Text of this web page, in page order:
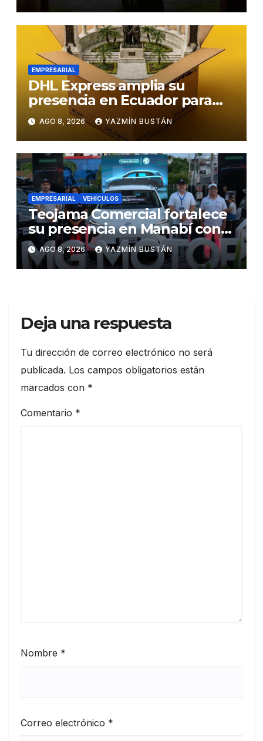
EMPRESARIAL
DHL Express amplia su
presencia en Ecuador para
responder al crecimiento de
las exportaciones
AGO 8, 2026 YAZMÍN BUSTÁN
EMPRESARIAL VEHÍCULOS
Teojama Comercial fortalece
su presencia en Manabí con
una apuesta por la movilidad
híbrida y eléctrica durante
ExpoAuto del Pacífico 2026
AGO 8, 2026 YAZMÍN BUSTÁN
Deja una respuesta
Tu dirección de correo electrónico no será
publicada. Los campos obligatorios están
marcados con *
Comentario *
Nombre *
Correo electrónico *